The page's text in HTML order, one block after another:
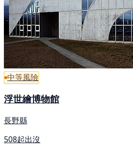
中等風險
浮世繪博物館
長野縣
508起出沒